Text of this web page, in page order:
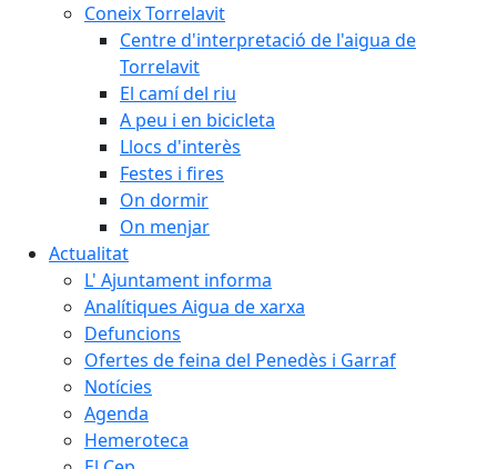
Coneix Torrelavit
Centre d'interpretació de l'aigua de
Torrelavit
El camí del riu
A peu i en bicicleta
Llocs d'interès
Festes i fires
On dormir
On menjar
Actualitat
L' Ajuntament informa
Analítiques Aigua de xarxa
Defuncions
Ofertes de feina del Penedès i Garraf
Notícies
Agenda
Hemeroteca